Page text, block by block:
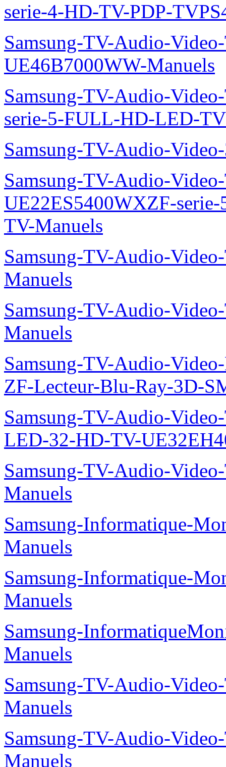
serie-4-HD-TV-PDP-
Samsung-TV-Audio-
UE46B7000WW-Manuels
Samsung-TV-Audio-
serie-5-FULL-HD-LED-
Samsung-TV-Audio-
Samsung-TV-Audio-
UE22ES5400WXZF-
TV-Manuels
Samsung-TV-Audio-
Manuels
Samsung-TV-Audio-
Manuels
Samsung-TV-Audio-
ZF-Lecteur-Blu-Ray-3D-
Samsung-TV-Audio-
LED-32-HD-TV-
Samsung-TV-Audio-
Manuels
Samsung-Informatique-
Manuels
Samsung-Informatique-
Manuels
Samsung-
Manuels
Samsung-TV-Audio-
Manuels
Samsung-TV-Audio-
Manuels